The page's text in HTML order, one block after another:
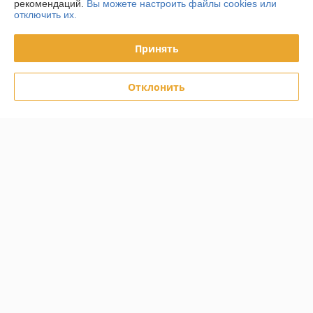
Доставка и оплата
рекомендаций. Вы можете настроить файлы cookies или
отключить их.
Принять
Отклонить